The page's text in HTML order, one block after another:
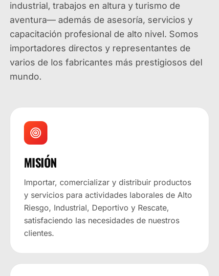
industrial, trabajos en altura y turismo de
aventura— además de asesoría, servicios y
capacitación profesional de alto nivel. Somos
importadores directos y representantes de
varios de los fabricantes más prestigiosos del
mundo.
MISIÓN
Importar, comercializar y distribuir productos
y servicios para actividades laborales de Alto
Riesgo, Industrial, Deportivo y Rescate,
satisfaciendo las necesidades de nuestros
clientes.